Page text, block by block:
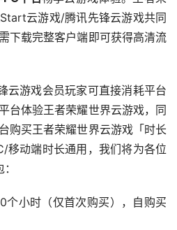
云游戏/腾讯先锋云游戏共同
下载完整客户端即可获得高清流
云游戏会员玩家可直接消耗平台
台体验王者荣耀世界云游戏，同
购买王者荣耀世界云游戏「时长
移动端时长通用，我们将为各位
个小时（仅首次购买），自购买